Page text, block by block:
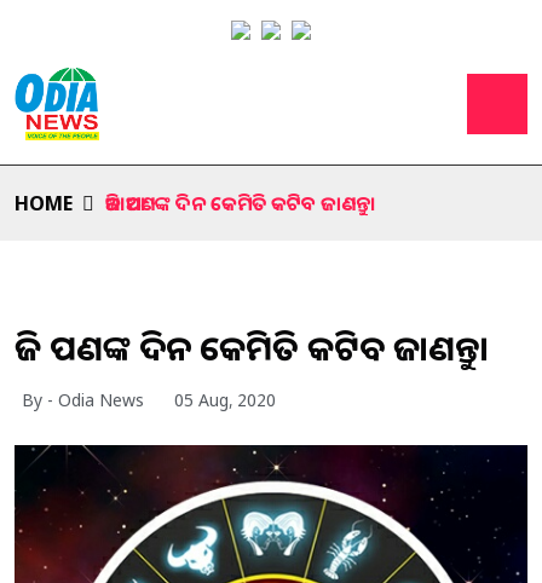
HOME ଆଜି ଆପଣଙ୍କ ଦିନ କେମିତି କଟିବ ଜାଣନ୍ତୁ।
ଆଜି ଆପଣଙ୍କ ଦିନ କେମିତି କଟିବ ଜାଣନ୍ତୁ।
By - Odia News 05 Aug, 2020